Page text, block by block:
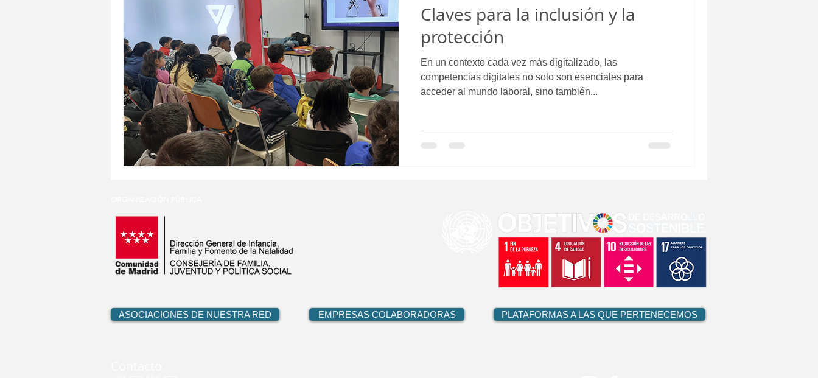
Claves para la inclusión y la
protección
En un contexto cada vez más digitalizado, las
competencias digitales no solo son esenciales para
acceder al mundo laboral, sino también...
ASOCIACIONES DE NUESTRA RED EMPRESAS COLABORADORAS PLATAFORMAS A LAS QUE PERTENECEMOS